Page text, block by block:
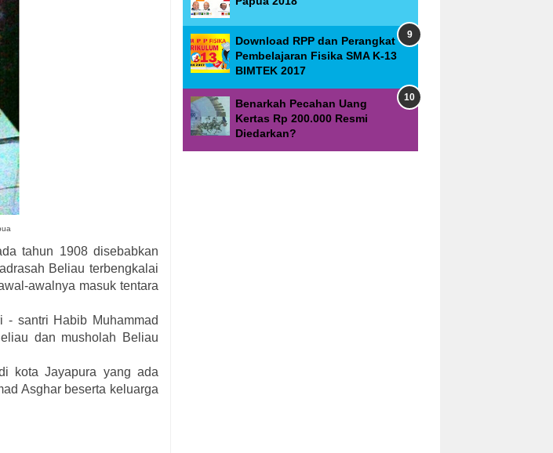
tahun 1908 disebabkan
Beliau terbengkalai
awalnya masuk tentara
- santri Habib Muhammad
dan musholah Beliau
kota Jayapura yang ada
Asghar beserta keluarga
Download RPP dan Perangkat
Pembelajaran Fisika SMA K-13
BIMTEK 2017
Benarkah Pecahan Uang
Kertas Rp 200.000 Resmi
Diedarkan?